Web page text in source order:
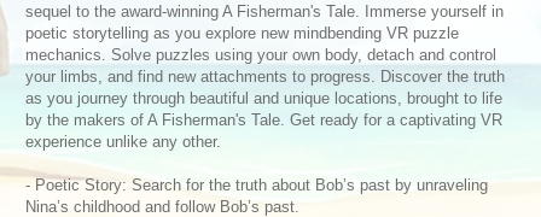
sequel to the award-winning A Fisherman's Tale. Immerse yourself in
poetic storytelling as you explore new mindbending VR puzzle
mechanics. Solve puzzles using your own body, detach and control
your limbs, and find new attachments to progress. Discover the truth
as you journey through beautiful and unique locations, brought to life
by the makers of A Fisherman's Tale. Get ready for a captivating VR
experience unlike any other.
- Poetic Story: Search for the truth about Bob’s past by unraveling
Nina’s childhood and follow Bob’s past.